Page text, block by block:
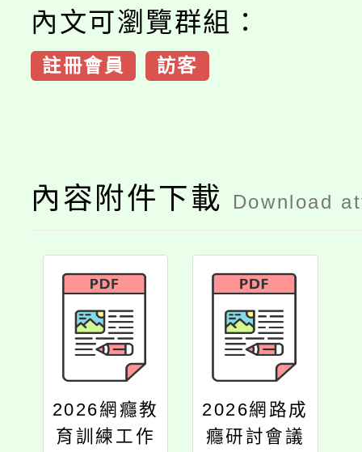
內文可瀏覽群組：
註冊會員 訪客
內容附件下載 Download
2026網癮教
育訓練工作
2026網路成
癮研討會議